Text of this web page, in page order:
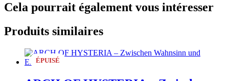
Cela pourrait également vous intéresser
Produits similaires
ÉPUISÉ